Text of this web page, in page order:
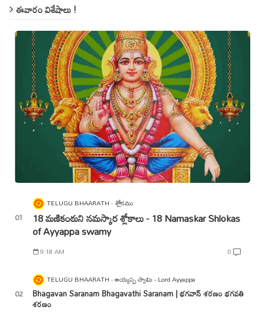
ఈవారం విశేషాలు !
TELUGU BHAARATH శ్లోకము
18 మణికంఠుని నమస్కార శ్లోకాలు - 18 Namaskar Shlokas
of Ayyappa swamy
9:18 AM 0
TELUGU BHAARATH అయ్యప్ప స్వామి - Lord Ayyappa
Bhagavan Saranam Bhagavathi Saranam | భగవాన్ శరణం భగవతి
శరణం